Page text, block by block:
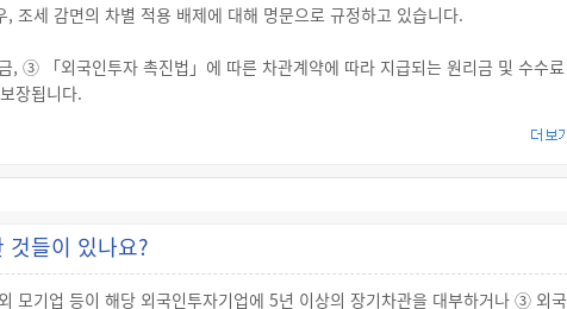
조세 감면의 차별 적용 배제에 대해 명문으로 규정하고 있습니다.
「외국인투자 촉진법」에 따른 차관계약에 따라 지급되는 원리금 및 수수료
장됩니다.
고는 그 영업에 관해 대한민국국민 또는 대한민국법인과 동일한 대우를 받습니
용됩니다.
것들이 있나요?
기업 등이 해당 외국인투자기업에 5년 이상의 장기차관을 대부하거나 ③ 외국